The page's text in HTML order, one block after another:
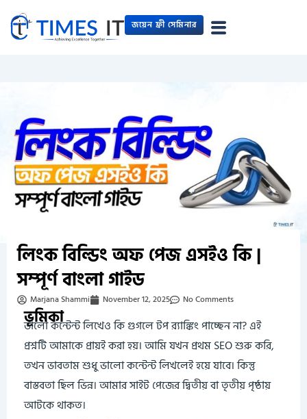
জয়েন ফ্রী সেমিনার
লিংক বিল্ডিং অফ পেজ এসইও কি |
সম্পূর্ণ বাংলা গাইড
Marjana Shammi November 12, 2025 No Comments
ভূমিকা
ভালো কন্টেন্ট লিখেও কি গুগলে টপ র‍্যাঙ্কিং পাচ্ছেন না? এই
প্রশ্নটি আমাকে প্রায়ই করা হয়। আমি যখন প্রথম SEO শুরু করি,
তখন ভাবতাম শুধু ভালো কন্টেন্ট লিখলেই হয়ে যাবে। কিন্তু
বাস্তবতা ছিল ভিন্ন। আমার সাইট পেজের দ্বিতীয় বা তৃতীয় পৃষ্ঠায়
আটকে থাকত।